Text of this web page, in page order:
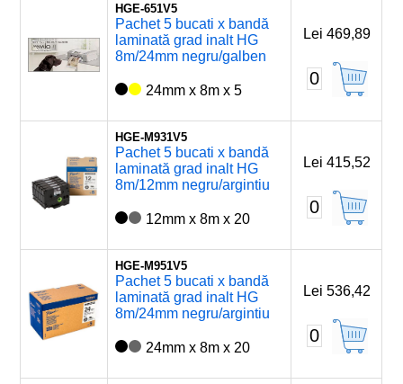
HGE-651V5
Pachet 5 bucati x bandă
laminată grad inalt HG
8m/24mm negru/galben
24mm x 8m x 5
Lei 469,89
0
HGE-M931V5
Pachet 5 bucati x bandă
laminată grad inalt HG
8m/12mm negru/argintiu
12mm x 8m x 20
Lei 415,52
0
HGE-M951V5
Pachet 5 bucati x bandă
laminată grad inalt HG
8m/24mm negru/argintiu
24mm x 8m x 20
Lei 536,42
0